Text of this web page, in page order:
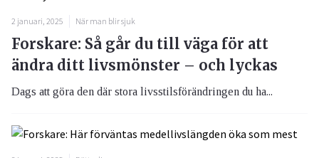
2 januari, 2025 När man blir sjuk
Forskare: Så går du till väga för att
ändra ditt livsmönster – och lyckas
Dags att göra den där stora livsstilsförändringen du ha...